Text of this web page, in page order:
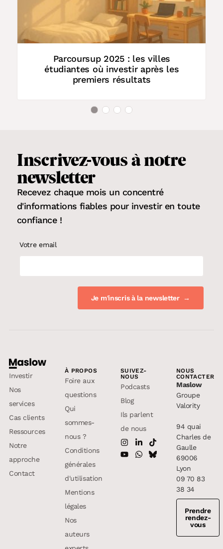
Parcoursup 2025 : les villes
étudiantes où investir après les
premiers résultats
Inscrivez-vousà notre
newsletter
Recevez chaque mois un concentré
d'informations fiables pour investir en toute
confiance !
Votre email
Investir
Nos
services
Cas clients
Ressources
Notre
approche
Contact
À PROPOS
Foire aux
questions
Qui
sommes-
nous ?
Conditions
générales
d'utilisation
Mentions
légales
Nos
auteurs
SUIVEZ-
NOUS
Podcasts
Blog
Ils parlent
de nous
NOUS
CONTACTER
Maslow
Groupe
Valority
94 quai
Charles de
Gaulle
69006
Lyon
09 70 83
38 34
Prendre
rendez-
vous